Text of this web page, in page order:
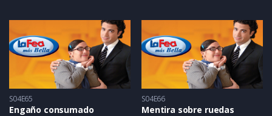
S04E65
Engaño consumado
S04E66
Mentira sobre ruedas